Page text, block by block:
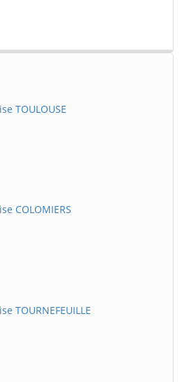
TOULOUSE
COLOMIERS
TOURNEFEUILLE